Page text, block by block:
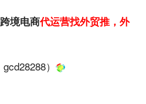
跨境电商代运营找外贸推，外
gcd28288）